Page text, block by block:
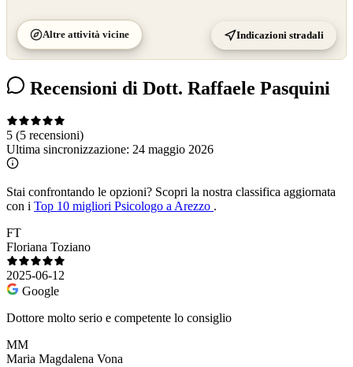
Altre attività vicine Indicazioni stradali
Recensioni di Dott. Raffaele Pasquini
5 (5 recensioni)
Ultima sincronizzazione: 24 maggio 2026
Stai confrontando le opzioni? Scopri la nostra classifica aggiornata
con i Top 10 migliori Psicologo a Arezzo .
FT
Floriana Toziano
2025-06-12
Google
Dottore molto serio e competente lo consiglio
MM
Maria Magdalena Vona